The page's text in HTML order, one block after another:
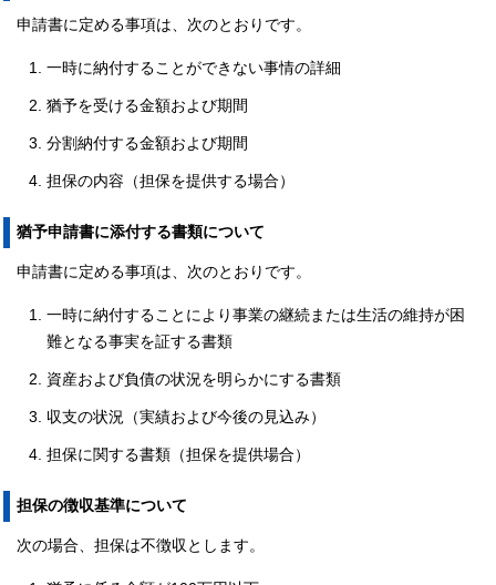
申請書に定める事項は、次のとおりです。
一時に納付することができない事情の詳細
猶予を受ける金額および期間
分割納付する金額および期間
担保の内容（担保を提供する場合）
猶予申請書に添付する書類について
申請書に定める事項は、次のとおりです。
一時に納付することにより事業の継続または生活の維持が困
難となる事実を証する書類
資産および負債の状況を明らかにする書類
収支の状況（実績および今後の見込み）
担保に関する書類（担保を提供場合）
担保の徴収基準について
次の場合、担保は不徴収とします。